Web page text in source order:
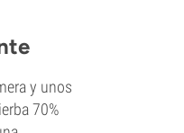
y unos
70%